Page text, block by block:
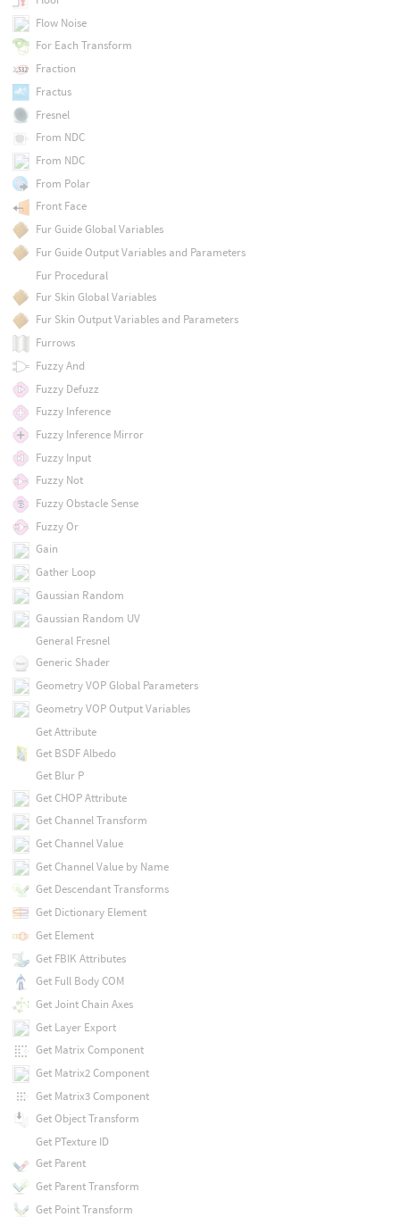
Flow Noise
For Each Transform
Fraction
Fractus
Fresnel
From NDC
From NDC
From Polar
Front Face
Fur Guide Global Variables
Fur Guide Output Variables and Parameters
Fur Procedural
Fur Skin Global Variables
Fur Skin Output Variables and Parameters
Furrows
Fuzzy And
Fuzzy Defuzz
Fuzzy Inference
Fuzzy Inference Mirror
Fuzzy Input
Fuzzy Not
Fuzzy Obstacle Sense
Fuzzy Or
Gain
Gather Loop
Gaussian Random
Gaussian Random UV
General Fresnel
Generic Shader
Geometry VOP Global Parameters
Geometry VOP Output Variables
Get Attribute
Get BSDF Albedo
Get Blur P
Get CHOP Attribute
Get Channel Transform
Get Channel Value
Get Channel Value by Name
Get Descendant Transforms
Get Dictionary Element
Get Element
Get FBIK Attributes
Get Full Body COM
Get Joint Chain Axes
Get Layer Export
Get Matrix Component
Get Matrix2 Component
Get Matrix3 Component
Get Object Transform
Get PTexture ID
Get Parent
Get Parent Transform
Get Point Transform